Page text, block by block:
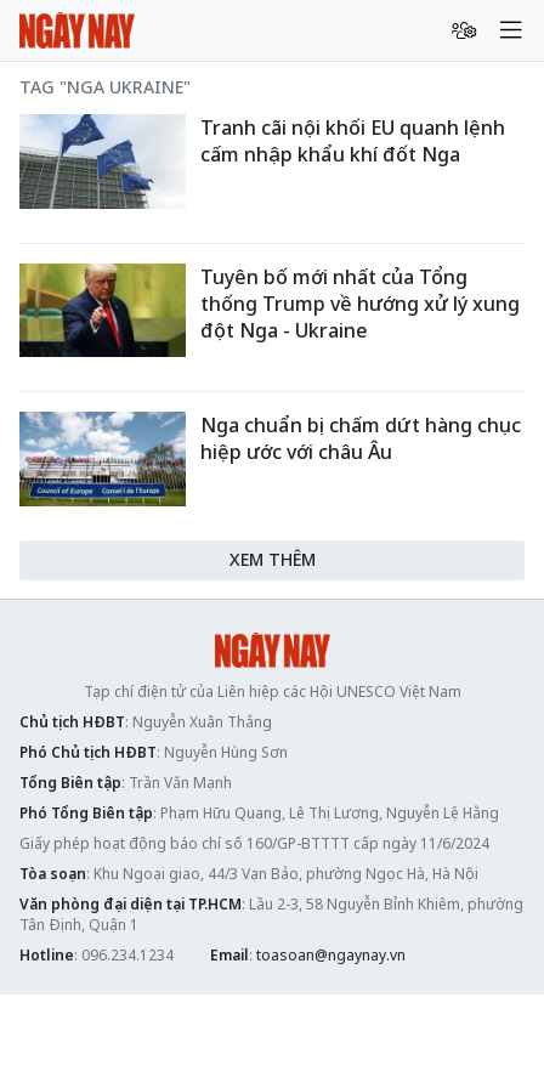
TAG "NGA UKRAINE"
Tranh cãi nội khối EU quanh lệnh
cấm nhập khẩu khí đốt Nga
Tuyên bố mới nhất của Tổng
thống Trump về hướng xử lý xung
đột Nga - Ukraine
Nga chuẩn bị chấm dứt hàng chục
hiệp ước với châu Âu
XEM THÊM
Tạp chí điện tử của Liên hiệp các Hội UNESCO Việt Nam
Chủ tịch HĐBT: Nguyễn Xuân Thắng
Phó Chủ tịch HĐBT: Nguyễn Hùng Sơn
Tổng Biên tập: Trần Văn Mạnh
Phó Tổng Biên tập: Phạm Hữu Quang, Lê Thị Lương, Nguyễn Lệ Hằng
Giấy phép hoạt động báo chí số 160/GP-BTTTT cấp ngày 11/6/2024
Tòa soạn: Khu Ngoại giao, 44/3 Vạn Bảo, phường Ngọc Hà, Hà Nội
Văn phòng đại diện tại TP.HCM: Lầu 2-3, 58 Nguyễn Bỉnh Khiêm, phường
Tân Định, Quận 1
Hotline: 096.234.1234 Email: toasoan@ngaynay.vn